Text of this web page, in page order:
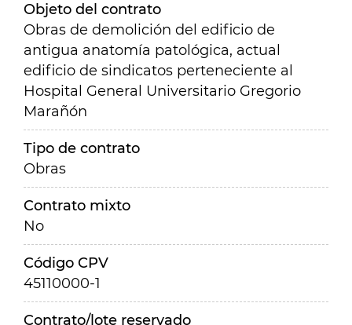
Objeto del contrato
Obras de demolición del edificio de
antigua anatomía patológica, actual
edificio de sindicatos perteneciente al
Hospital General Universitario Gregorio
Marañón
Tipo de contrato
Obras
Contrato mixto
No
Código CPV
45110000-1
Contrato/lote reservado